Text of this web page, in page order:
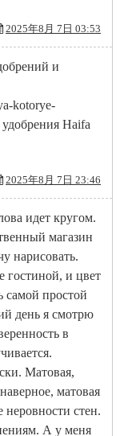
2025年8月 7日 03:53
и
kotorye-
Haifa
2025年8月 7日 23:46
идет кругом.
магазин
нарисовать.
гостиной, и цвет
самой простой
день я смотрю
в
Матовая,
матовая
неровности стен.
А у меня